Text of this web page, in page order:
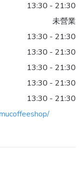
13:30 - 21:30
未營業
13:30 - 21:30
13:30 - 21:30
13:30 - 21:30
13:30 - 21:30
13:30 - 21:30